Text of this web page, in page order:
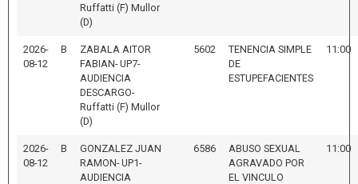
Ruffatti (F) Mullor
(D)
2026-
08-12
B
ZABALA AITOR
FABIAN- UP7-
AUDIENCIA
DESCARGO-
Ruffatti (F) Mullor
(D)
5602
TENENCIA SIMPLE
DE
ESTUPEFACIENTES
11:00
2026-
08-12
B
GONZALEZ JUAN
RAMON- UP1-
AUDIENCIA
6586
ABUSO SEXUAL
AGRAVADO POR
EL VINCULO
11:00